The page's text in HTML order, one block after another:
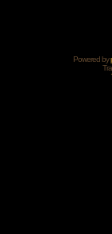
Powered by